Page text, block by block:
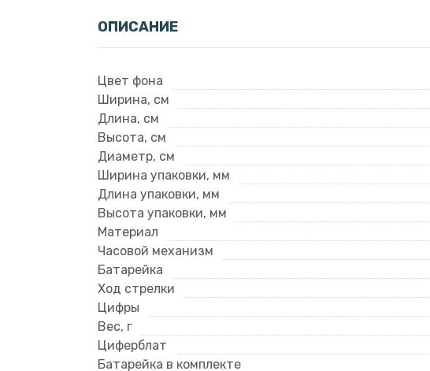
ОПИСАНИЕ
Цвет фона
Ширина, см
Длина, см
Высота, см
Диаметр, см
Ширина упаковки, мм
Длина упаковки, мм
Высота упаковки, мм
Материал
Часовой механизм
Батарейка
Ход стрелки
Цифры
Вес, г
Циферблат
Батарейка в комплекте